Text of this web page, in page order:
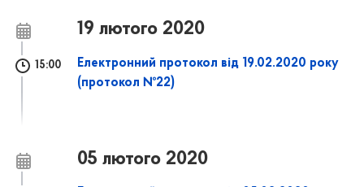
19 лютого 2020
15:00
Електронний протокол від 19.02.2020 року
(протокол №22)
05 лютого 2020